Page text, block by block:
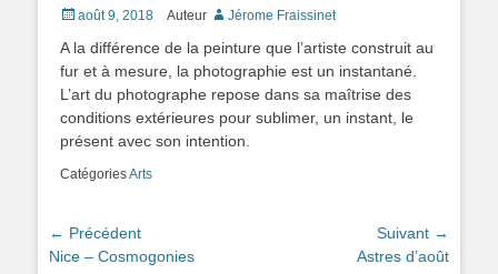
Posted
août 9, 2018 Auteur Jérome Fraissinet
A la différence de la peinture que l’artiste construit au
fur et à mesure, la photographie est un instantané.
L’art du photographe repose dans sa maîtrise des
conditions extérieures pour sublimer, un instant, le
présent avec son intention.
CatégoriesArts
Navigation
de
← Précédent
Article
Nice – Cosmogonies
Suivant →
Astres d’août